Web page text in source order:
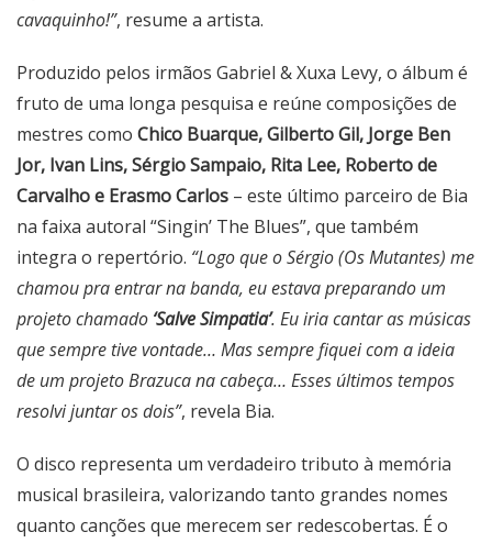
cavaquinho!”, resume a artista.
Produzido pelos irmãos Gabriel & Xuxa Levy, o álbum é
fruto de uma longa pesquisa e reúne composições de
mestres como Chico Buarque, Gilberto Gil, Jorge Ben
Jor, Ivan Lins, Sérgio Sampaio, Rita Lee, Roberto de
Carvalho e Erasmo Carlos – este último parceiro de Bia
na faixa autoral “Singin’ The Blues”, que também
integra o repertório. “Logo que o Sérgio (Os Mutantes) me
chamou pra entrar na banda, eu estava preparando um
projeto chamado ‘Salve Simpatia’. Eu iria cantar as músicas
que sempre tive vontade… Mas sempre fiquei com a ideia
de um projeto Brazuca na cabeça… Esses últimos tempos
resolvi juntar os dois”, revela Bia.
O disco representa um verdadeiro tributo à memória
musical brasileira, valorizando tanto grandes nomes
quanto canções que merecem ser redescobertas. É o